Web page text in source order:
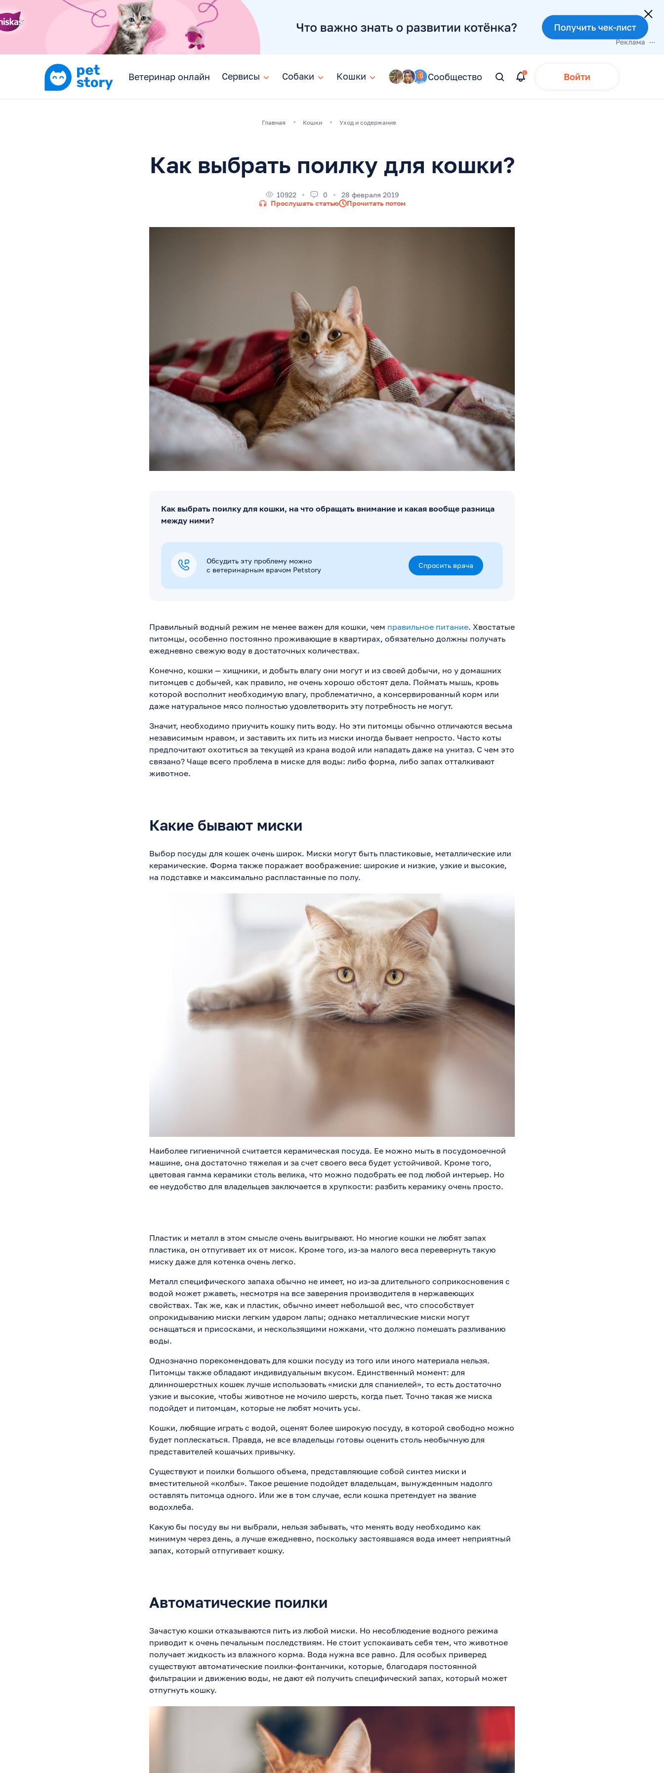
Ветеринар онлайн Сервисы
Сервисы Собаки
Собаки Кошки
Кошки Сообщество Войти
Главная Кошки Уход и содержание
Как выбрать поилку для кошки?
10922 0
28 февраля 2019
Прослушать статью
Прочитать потом
Как выбрать поилку для кошки, на что обращать внимание и какая вообще разница
между ними?
Обсудить эту проблему можно
с ветеринарным врачом Petstory
Спросить врача
Правильный водный режим не менее важен для кошки, чем правильное питание. Хвостатые
питомцы, особенно постоянно проживающие в квартирах, обязательно должны получать
ежедневно свежую воду в достаточных количествах.
Конечно, кошки — хищники, и добыть влагу они могут и из своей добычи, но у домашних
питомцев с добычей, как правило, не очень хорошо обстоят дела. Поймать мышь, кровь
которой восполнит необходимую влагу, проблематично, а консервированный корм или
даже натуральное мясо полностью удовлетворить эту потребность не могут.
Значит, необходимо приучить кошку пить воду. Но эти питомцы обычно отличаются весьма
независимым нравом, и заставить их пить из миски иногда бывает непросто. Часто коты
предпочитают охотиться за текущей из крана водой или нападать даже на унитаз. С чем это
связано? Чаще всего проблема в миске для воды: либо форма, либо запах отталкивают
животное.
Какие бывают миски
Выбор посуды для кошек очень широк. Миски могут быть пластиковые, металлические или
керамические. Форма также поражает воображение: широкие и низкие, узкие и высокие,
на подставке и максимально распластанные по полу.
Наиболее гигиеничной считается керамическая посуда. Ее можно мыть в посудомоечной
машине, она достаточно тяжелая и за счет своего веса будет устойчивой. Кроме того,
цветовая гамма керамики столь велика, что можно подобрать ее под любой интерьер. Но
ее неудобство для владельцев заключается в хрупкости: разбить керамику очень просто.
Пластик и металл в этом смысле очень выигрывают. Но многие кошки не любят запах
пластика, он отпугивает их от мисок. Кроме того, из-за малого веса перевернуть такую
миску даже для котенка очень легко.
Металл специфического запаха обычно не имеет, но из-за длительного соприкосновения с
водой может ржаветь, несмотря на все заверения производителя в нержавеющих
свойствах. Так же, как и пластик, обычно имеет небольшой вес, что способствует
опрокидыванию миски легким ударом лапы; однако металлические миски могут
оснащаться и присосками, и нескользящими ножками, что должно помешать разливанию
воды.
Однозначно порекомендовать для кошки посуду из того или иного материала нельзя.
Питомцы также обладают индивидуальным вкусом. Единственный момент: для
длинношерстных кошек лучше использовать «миски для спаниелей», то есть достаточно
узкие и высокие, чтобы животное не мочило шерсть, когда пьет. Точно такая же миска
подойдет и питомцам, которые не любят мочить усы.
Кошки, любящие играть с водой, оценят более широкую посуду, в которой свободно можно
будет поплескаться. Правда, не все владельцы готовы оценить столь необычную для
представителей кошачьих привычку.
Существуют и поилки большого объема, представляющие собой синтез миски и
вместительной «колбы». Такое решение подойдет владельцам, вынужденным надолго
оставлять питомца одного. Или же в том случае, если кошка претендует на звание
водохлеба.
Какую бы посуду вы ни выбрали, нельзя забывать, что менять воду необходимо как
минимум через день, а лучше ежедневно, поскольку застоявшаяся вода имеет неприятный
запах, который отпугивает кошку.
Автоматические поилки
Зачастую кошки отказываются пить из любой миски. Но несоблюдение водного режима
приводит к очень печальным последствиям. Не стоит успокаивать себя тем, что животное
получает жидкость из влажного корма. Вода нужна все равно. Для особых приверед
существуют автоматические поилки-фонтанчики, которые, благодаря постоянной
фильтрации и движению воды, не дают ей получить специфический запах, который может
отпугнуть кошку.